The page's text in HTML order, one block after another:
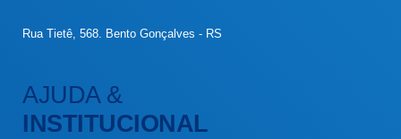
Rua Tietê, 568. Bento Gonçalves - RS
AJUDA &
INSTITUCIONAL